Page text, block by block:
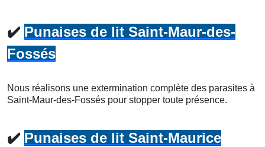
✔️ Punaises de lit Saint-Maur-des-
Fossés
Nous réalisons une extermination complète des parasites à
Saint-Maur-des-Fossés pour stopper toute présence.
✔️ Punaises de lit Saint-Maurice